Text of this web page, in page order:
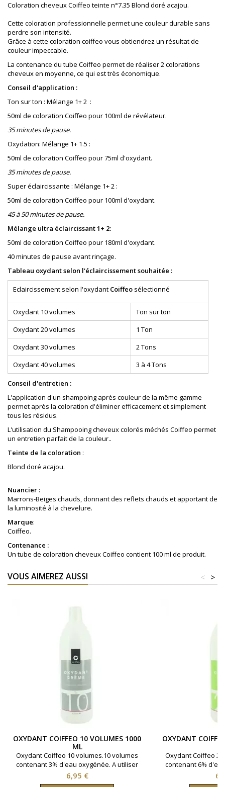
Coloration cheveux Coiffeo teinte n°7.35 Blond doré acajou.
Cette coloration professionnelle permet une couleur durable sans
perdre son intensité.
Grâce à cette coloration coiffeo vous obtiendrez un résultat de
couleur impeccable.
La contenance du tube Coiffeo permet de réaliser 2 colorations
cheveux en moyenne, ce qui est très économique.
Conseil d'application :
Ton sur ton : Mélange 1+ 2 :
50ml de coloration Coiffeo pour 100ml de révélateur.
35 minutes de pause.
Oxydation: Mélange 1+ 1.5 :
50ml de coloration Coiffeo pour 75ml d'oxydant.
35 minutes de pause.
Super éclaircissante : Mélange 1+ 2 :
50ml de coloration Coiffeo pour 100ml d'oxydant.
45 à 50 minutes de pause.
Mélange ultra éclaircissant 1+ 2:
50ml de coloration Coiffeo pour 180ml d'oxydant.
40 minutes de pause avant rinçage.
Tableau oxydant selon l'éclaircissement souhaitée :
Eclaircissement selon l'oxydant Coiffeo sélectionné
Oxydant 10 volumes
Ton sur ton
Oxydant 20 volumes
1 Ton
Oxydant 30 volumes
2 Tons
Oxydant 40 volumes
3 à 4 Tons
Conseil d'entretien :
L'application d'un shampoing après couleur de la même gamme
permet après la coloration d'éliminer efficacement et simplement
tous les résidus.
L'utilisation du Shampooing cheveux colorés méchés Coiffeo permet
un entretien parfait de la couleur..
Teinte de la coloration :
Blond doré acajou.
Nuancier :
Marrons-Beiges chauds, donnant des reflets chauds et apportant de
la luminosité à la chevelure.
Marque:
Coiffeo.
Contenance :
Un tube de coloration cheveux Coiffeo contient 100 ml de produit.
VOUS AIMEREZ AUSSI >
<
OXYDANT COIFFEO 10 VOLUMES 1000
ML
Oxydant Coiffeo 10 volumes.10 volumes
contenant 3% d'eau oxygénée. A utiliser
avec la coloration cheveux Coiffeo pour
un parfait rendu.Bouteille contenant 1000
Prix
6,95 €
OXYDANT
Oxydant Coiffeo
contenant 6%
avec la coloration
un parfait